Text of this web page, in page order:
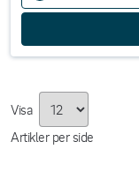
Visa
Artikler per side